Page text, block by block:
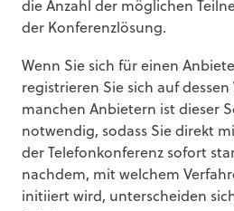
die Anzahl der möglichen
der Konferenzlösung.
Wenn Sie sich für einen
registrieren Sie sich auf dessen
manchen Anbietern ist dieser
notwendig, sodass Sie direkt
der Telefonkonferenz sofort
nachdem, mit welchem
initiiert wird, unterscheiden